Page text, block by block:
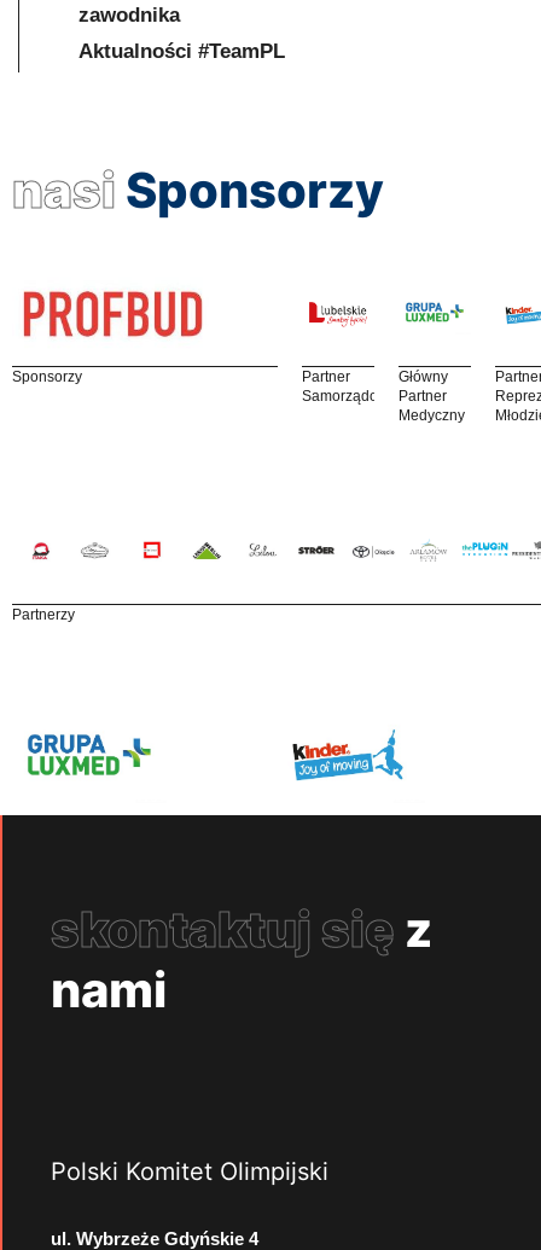
zawodnika
Aktualności #TeamPL
nasi Sponsorzy
Sponsorzy
Partner
Samorządowy
Główny
Partner
Medyczny
Partnerzy
skontaktuj się z
nami
Polski Komitet Olimpijski
ul. Wybrzeże Gdyńskie 4